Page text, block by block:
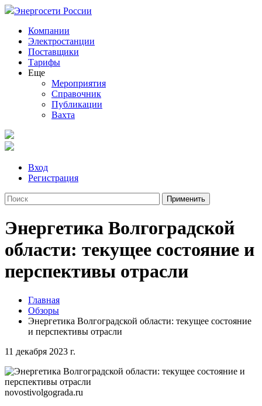
Энергосети России
Компании
Электростанции
Поставщики
Тарифы
Еще
Мероприятия
Справочник
Публикации
Вахта
Вход
Регистрация
Энергетика Волгоградской
области: текущее состояние и
перспективы отрасли
Главная
Обзоры
Энергетика Волгоградской области: текущее состояние
и перспективы отрасли
11 декабря 2023 г.
novostivolgograda.ru